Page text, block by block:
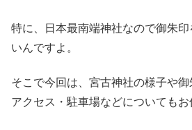
特に、日本最南端神社なので御朱
いんですよ。
そこで今回は、宮古神社の様子や御
アクセス・駐車場などについてもお